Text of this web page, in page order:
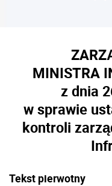
MINISTRA
z dnia
w sprawie
kontroli
Tekst pierwotny